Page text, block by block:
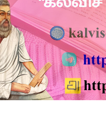
4th & 5th Standard Ennum
2027 Census Duty for
Census 2027: கோவை பள்ளி
திருவண்ணாமலை CEO அதிரடி
இராணிப்பேட்டை: